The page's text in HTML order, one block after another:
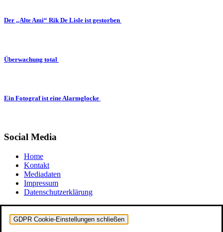
Der „Alte Ami“ Rik De Lisle ist gestorben
Überwachung total
Ein Fotograf ist eine Alarmglocke
Social Media
Home
Kontakt
Mediadaten
Impressum
Datenschutzerklärung
GDPR Cookie-Einstellungen schließen